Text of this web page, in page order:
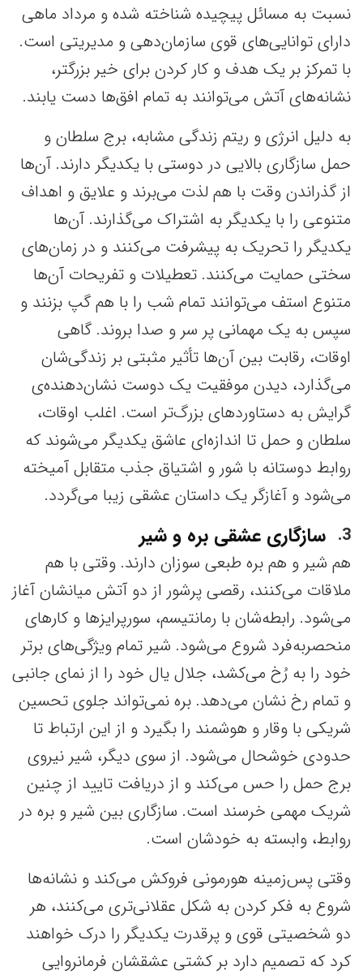
نسبت به مسائل پیچیده شناخته شده و مرداد ماهی
دارای توانایی‌های قوی سازمان‌دهی و مدیریتی است.
با تمرکز بر یک هدف و کار کردن برای خیر بزرگتر،
نشانه‌های آتش می‌توانند به تمام افق‌ها دست یابند.
به دلیل انرژی و ریتم‌ زندگی مشابه، برج سلطان و
حمل سازگاری بالایی در دوستی با یکدیگر دارند. آن‌ها
از گذراندن وقت با هم لذت می‌برند و علایق و اهداف
متنوعی را با یکدیگر به اشتراک می‌گذارند. آن‌ها
یکدیگر را تحریک به پیشرفت می‌کنند و در زمان‌های
سختی حمایت می‌کنند. تعطیلات و تفریحات آن‌ها
متنوع استف می‌توانند تمام شب را با هم گپ بزنند و
سپس به یک مهمانی پر سر و صدا بروند. گاهی
اوقات، رقابت بین آن‌ها تأثیر مثبتی بر زندگی‌شان
می‌گذارد، دیدن موفقیت یک دوست نشان‌دهنده‌ی
گرایش به دستاوردهای بزرگ‌تر است. اغلب اوقات،
سلطان و حمل تا اندازه‌ای عاشق یکدیگر می‌شوند که
روابط دوستانه با شور و اشتیاق جذب متقابل آمیخته
می‌شود و آغازگر یک داستان عشقی زیبا می‌گردد.
3
سازگاری عشقی بره و شیر
هم شیر و هم بره طبعی سوزان دارند. وقتی با هم
ملاقات می‌کنند، رقصی پرشور از دو آتش میانشان آغاز
می‌شود. رابطه‌شان با رمانتیسم، سورپرایزها و کارهای
منحصربه‌فرد شروع می‌شود. شیر تمام ویژگی‌های برتر
خود را به رُخ می‌کشد، جلال یال خود را از نمای جانبی
و تمام رخ نشان می‌دهد. بره نمی‌تواند جلوی تحسین
شریکی با وقار و هوشمند را بگیرد و از این ارتباط تا
حدودی خوشحال می‌شود. از سوی دیگر، شیر نیروی
برج حمل را حس می‌کند و از دریافت تایید از چنین
شریک مهمی خرسند است. سازگاری بین شیر و بره در
روابط، وابسته به خودشان است.
وقتی پس‌زمینه هورمونی فروکش می‌کند و نشانه‌ها
شروع به فکر کردن به شکل عقلانی‌تری می‌کنند، هر
دو شخصیتی قوی و پرقدرت یکدیگر را درک خواهند
کرد که تصمیم دارد بر کشتی عشقشان فرمانروایی